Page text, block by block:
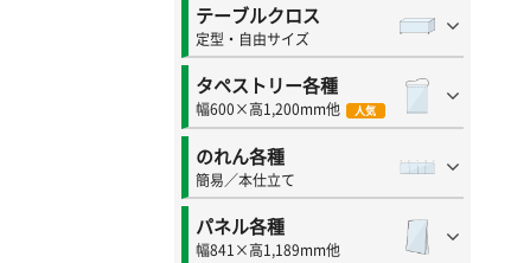
テーブルクロス
定型・自由サイズ
タペストリー各種
幅600×高1,200mm他 人気
のれん各種
簡易／本仕立て
パネル各種
幅841×高1,189mm他